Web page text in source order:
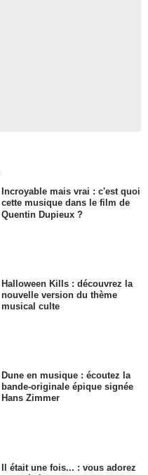
Incroyable mais vrai : c'est quoi
cette musique dans le film de
Quentin Dupieux ?
Halloween Kills : découvrez la
nouvelle version du thème
musical culte
Dune en musique : écoutez la
bande-originale épique signée
Hans Zimmer
Il était une fois... : vous adorez